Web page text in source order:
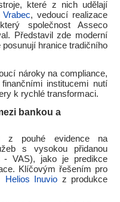
které z nich udělají
, vedoucí realizace
společnost Asseco
Představil zde moderní
hranice tradičního
nároky na compliance,
institucemi nutí
k rychlé transformaci.
bankou a
z pouhé evidence na
s vysokou přidanou
- VAS), jako je predikce
Klíčovým řešením pro
Helios Inuvio z produkce